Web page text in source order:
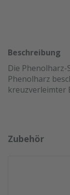
Beschreibung
Die Phenolharz-
Phenolharz
kreuzverleimter
Produktgalerie
Zubehör